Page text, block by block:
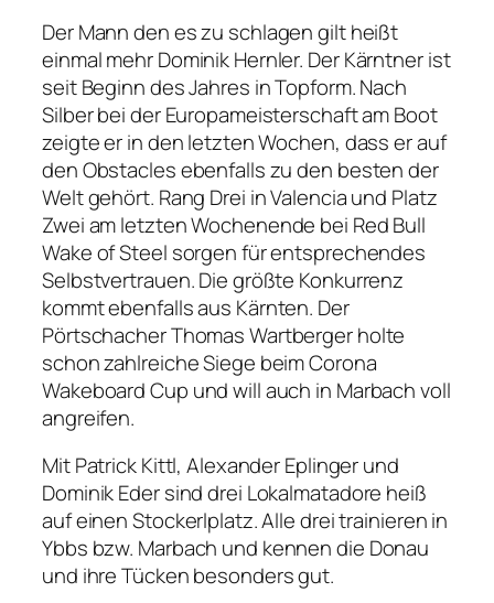
Der Mann den es zu schlagen gilt heißt
einmal mehr Dominik Hernler. Der Kärntner ist
seit Beginn des Jahres in Topform. Nach
Silber bei der Europameisterschaft am Boot
zeigte er in den letzten Wochen, dass er auf
den Obstacles ebenfalls zu den besten der
Welt gehört. Rang Drei in Valencia und Platz
Zwei am letzten Wochenende bei Red Bull
Wake of Steel sorgen für entsprechendes
Selbstvertrauen. Die größte Konkurrenz
kommt ebenfalls aus Kärnten. Der
Pörtschacher Thomas Wartberger holte
schon zahlreiche Siege beim Corona
Wakeboard Cup und will auch in Marbach voll
angreifen.
Mit Patrick Kittl, Alexander Eplinger und
Dominik Eder sind drei Lokalmatadore heiß
auf einen Stockerlplatz. Alle drei trainieren in
Ybbs bzw. Marbach und kennen die Donau
und ihre Tücken besonders gut.